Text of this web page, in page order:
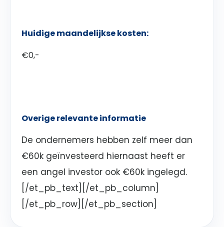
Huidige maandelijkse kosten:
€0,-
Overige relevante informatie
De ondernemers hebben zelf meer dan
€60k geïnvesteerd hiernaast heeft er
een angel investor ook €60k ingelegd.
[/et_pb_text][/et_pb_column]
[/et_pb_row][/et_pb_section]